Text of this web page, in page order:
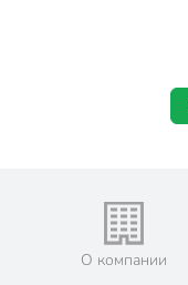
О компании